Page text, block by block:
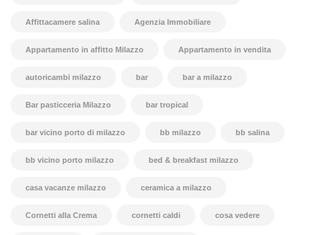
Affittacamere salina Agenzia Immobiliare
Appartamento in affitto Milazzo Appartamento in vendita
autoricambi milazzo bar bar a milazzo
Bar pasticceria Milazzo bar tropical
bar vicino porto di milazzo bb milazzo bb salina
bb vicino porto milazzo bed & breakfast milazzo
casa vacanze milazzo ceramica a milazzo
Cornetti alla Crema cornetti caldi cosa vedere